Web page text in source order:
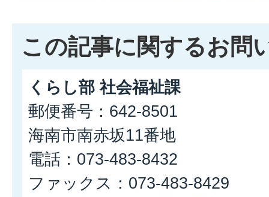
この記事に関するお問
くらし部 社会福祉課
郵便番号：642-8501
海南市南赤坂11番地
電話：073-483-8432
ファックス：073-483-8429